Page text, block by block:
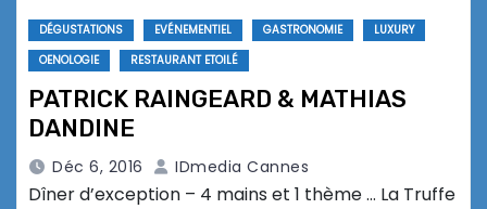
DÉGUSTATIONS EVÉNEMENTIEL GASTRONOMIE
LUXURY
OENOLOGIE
RESTAURANT ETOILÉ
PATRICK RAINGEARD & MATHIAS
DANDINE
Déc 6, 2016 IDmedia Cannes
Dîner d’exception – 4 mains et 1 thème … La Truffe